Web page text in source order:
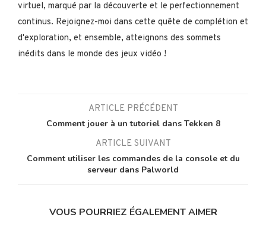
virtuel, marqué par la découverte et le perfectionnement
continus. Rejoignez-moi dans cette quête de complétion et
d'exploration, et ensemble, atteignons des sommets
inédits dans le monde des jeux vidéo !
ARTICLE PRÉCÉDENT
Comment jouer à un tutoriel dans Tekken 8
ARTICLE SUIVANT
Comment utiliser les commandes de la console et du
serveur dans Palworld
VOUS POURRIEZ ÉGALEMENT AIMER